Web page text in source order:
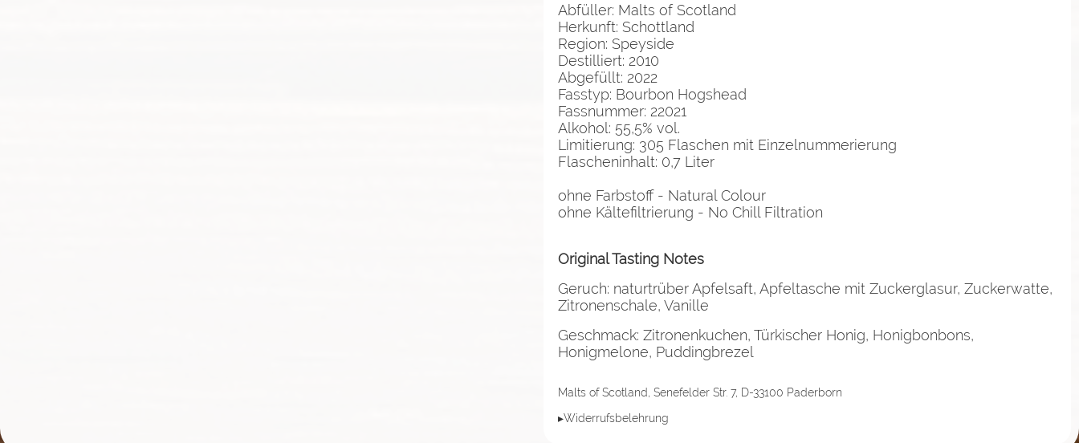
Abfüller: Malts of Scotland
Herkunft: Schottland
Region: Speyside
Destilliert: 2010
Abgefüllt: 2022
Fasstyp: Bourbon Hogshead
Fassnummer: 22021
Alkohol: 55,5% vol.
Limitierung: 305 Flaschen mit Einzelnummerierung
Flascheninhalt: 0,7 Liter
ohne Farbstoff - Natural Colour
ohne Kältefiltrierung - No Chill Filtration
Original Tasting Notes
Geruch: naturtrüber Apfelsaft, Apfeltasche mit Zuckerglasur, Zuckerwatte,
Zitronenschale, Vanille
Geschmack: Zitronenkuchen, Türkischer Honig, Honigbonbons,
Honigmelone, Puddingbrezel
Malts of Scotland, Senefelder Str. 7, D-33100 Paderborn
▸Widerrufsbelehrung